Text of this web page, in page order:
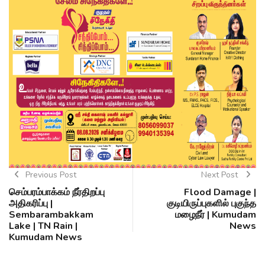
Previous Post
செம்பரம்பாக்கம் நீர்திறப்பு
அதிகரிப்பு |
Sembarambakkam
Lake | TN Rain |
Kumudam News
Next Post
Flood Damage |
குடியிருப்புகளில் புகுந்த
மழைநீர் | Kumudam
News